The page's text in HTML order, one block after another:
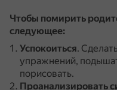
Чтобы помирить
следующее:
Успокоиться.
упражнений,
порисовать.
Проанализировать